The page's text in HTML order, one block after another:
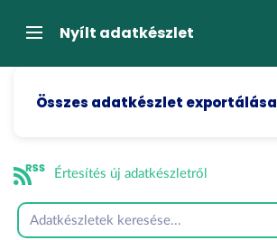
átugrásaNavigációNyílt adatkészlet
Összes adatkészlet exportálása
Értesítés új adatkészletről